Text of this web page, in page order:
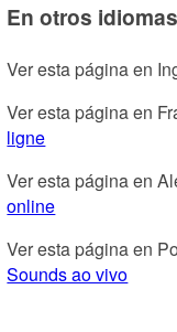
En otros idiomas
Ver esta página en
Ver esta página en
ligne
Ver esta página en
online
Ver esta página en
Sounds ao vivo